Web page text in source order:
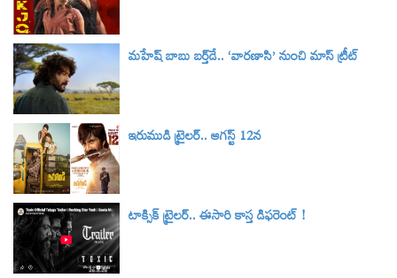
మహేష్ బాబు బర్త్‌డే.. ‘వారణాసి’ నుంచి మాస్ ట్రీట్
ఇరుముడి ట్రైలర్‌.. ఆగస్ట్ 12న
టాక్సిక్‌ ట్రైలర్‌.. ఈసారి కాస్త డిఫరెంట్ !